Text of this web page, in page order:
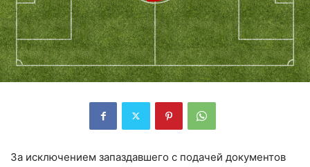
За исключением запаздавшего с подачей документов